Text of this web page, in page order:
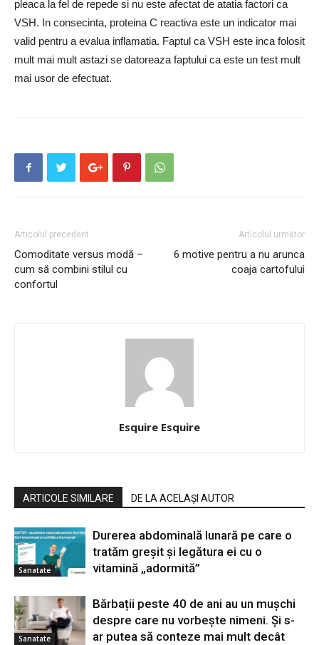
pleaca la fel de repede si nu este afectat de atatia factori ca
VSH. In consecinta, proteina C reactiva este un indicator mai
valid pentru a evalua inflamatia. Faptul ca VSH este inca folosit
mult mai mult astazi se datoreaza faptului ca este un test mult
mai usor de efectuat.
Articolul precedent
Comoditate versus modă –
cum să combini stilul cu
confortul
Articolul următor
6 motive pentru a nu arunca
coaja cartofului
Esquire Esquire
ARTICOLE SIMILARE DE LA ACELAȘI AUTOR
Sanatate
Durerea abdominală lunară pe care o
tratăm greșit și legătura ei cu o
vitamină „adormită”
Sanatate
Bărbații peste 40 de ani au un mușchi
despre care nu vorbește nimeni. Și s-
ar putea să conteze mai mult decât